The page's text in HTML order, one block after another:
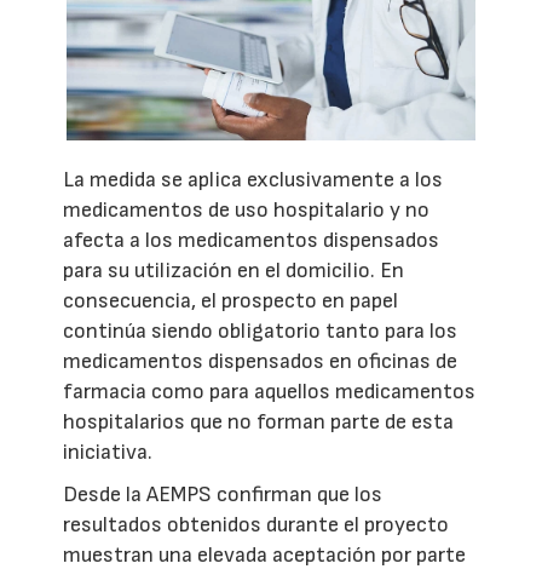
La medida se aplica exclusivamente a los
medicamentos de uso hospitalario y no
afecta a los medicamentos dispensados
para su utilización en el domicilio. En
consecuencia, el prospecto en papel
continúa siendo obligatorio tanto para los
medicamentos dispensados en oficinas de
farmacia como para aquellos medicamentos
hospitalarios que no forman parte de esta
iniciativa.
Desde la AEMPS confirman que los
resultados obtenidos durante el proyecto
muestran una elevada aceptación por parte